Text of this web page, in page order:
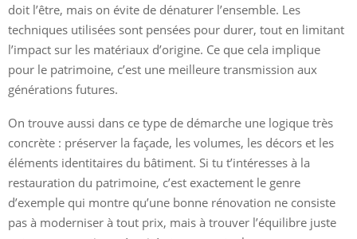
doit l’être, mais on évite de dénaturer l’ensemble. Les
techniques utilisées sont pensées pour durer, tout en limitant
l’impact sur les matériaux d’origine. Ce que cela implique
pour le patrimoine, c’est une meilleure transmission aux
générations futures.
On trouve aussi dans ce type de démarche une logique très
concrète : préserver la façade, les volumes, les décors et les
éléments identitaires du bâtiment. Si tu t’intéresses à la
restauration du patrimoine, c’est exactement le genre
d’exemple qui montre qu’une bonne rénovation ne consiste
pas à moderniser à tout prix, mais à trouver l’équilibre juste